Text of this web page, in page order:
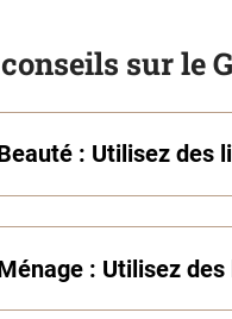
sur le
: Utilisez des
: Utilisez